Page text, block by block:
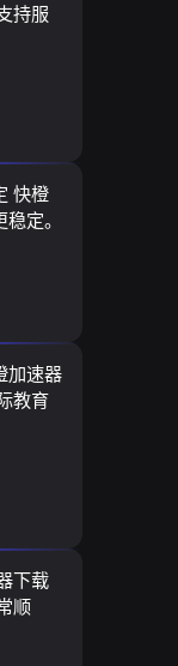
持服
快橙
定。
加速器
教育
下载
顺